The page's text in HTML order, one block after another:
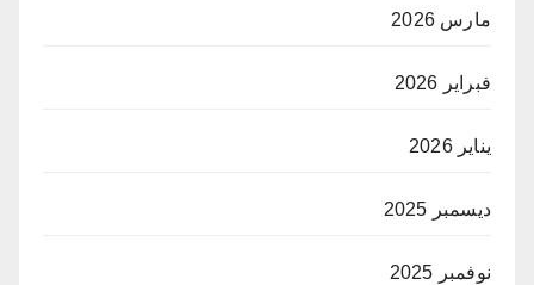
مارس 2026
فبراير 2026
يناير 2026
ديسمبر 2025
نوفمبر 2025